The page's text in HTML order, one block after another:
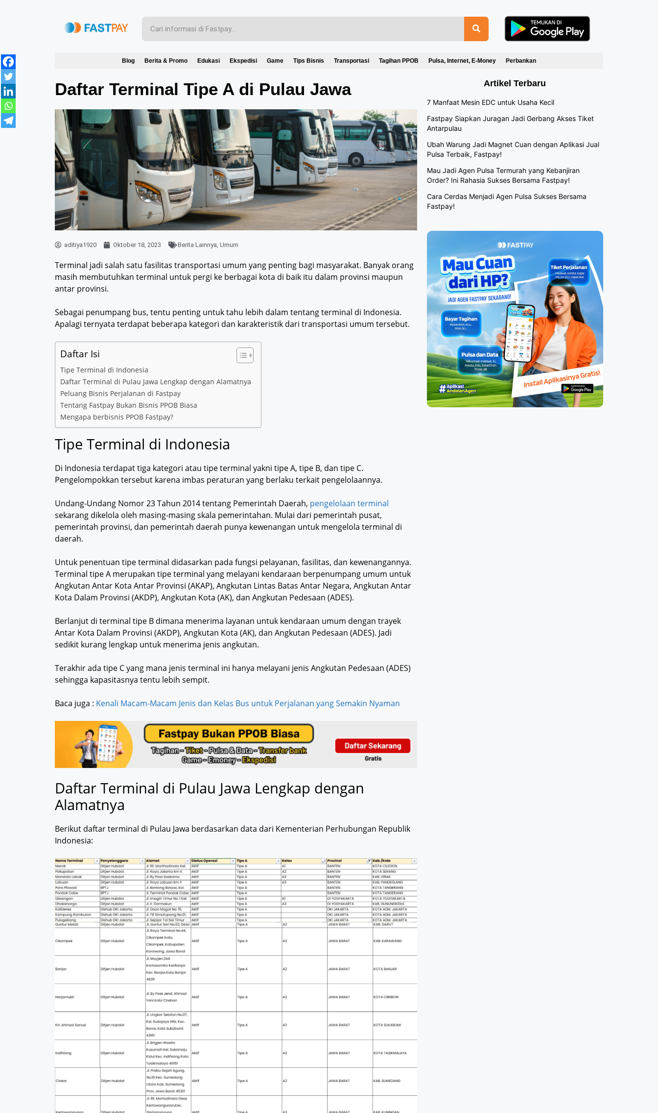
Blog Berita & Promo Edukasi Ekspedisi Game Tips Bisnis Transportasi Tagihan PPOB Pulsa, Internet, E-Money Perbankan
Daftar Terminal Tipe A di Pulau Jawa
aditiya1920 Oktober 18, 2023 Berita Lainnya, Umum
Terminal jadi salah satu fasilitas transportasi umum yang penting bagi masyarakat. Banyak orang
masih membutuhkan terminal untuk pergi ke berbagai kota di baik itu dalam provinsi maupun
antar provinsi.
Sebagai penumpang bus, tentu penting untuk tahu lebih dalam tentang terminal di Indonesia.
Apalagi ternyata terdapat beberapa kategori dan karakteristik dari transportasi umum tersebut.
Daftar Isi
Tipe Terminal di Indonesia
Daftar Terminal di Pulau Jawa Lengkap dengan Alamatnya
Peluang Bisnis Perjalanan di Fastpay
Tentang Fastpay Bukan Bisnis PPOB Biasa
Mengapa berbisnis PPOB Fastpay?
Tipe Terminal di Indonesia
Di Indonesia terdapat tiga kategori atau tipe terminal yakni tipe A, tipe B, dan tipe C.
Pengelompokkan tersebut karena imbas peraturan yang berlaku terkait pengelolaannya.
Undang-Undang Nomor 23 Tahun 2014 tentang Pemerintah Daerah, pengelolaan terminal
sekarang dikelola oleh masing-masing skala pemerintahan. Mulai dari pemerintah pusat,
pemerintah provinsi, dan pemerintah daerah punya kewenangan untuk mengelola terminal di
daerah.
Untuk penentuan tipe terminal didasarkan pada fungsi pelayanan, fasilitas, dan kewenangannya.
Terminal tipe A merupakan tipe terminal yang melayani kendaraan berpenumpang umum untuk
Angkutan Antar Kota Antar Provinsi (AKAP), Angkutan Lintas Batas Antar Negara, Angkutan Antar
Kota Dalam Provinsi (AKDP), Angkutan Kota (AK), dan Angkutan Pedesaan (ADES).
Berlanjut di terminal tipe B dimana menerima layanan untuk kendaraan umum dengan trayek
Antar Kota Dalam Provinsi (AKDP), Angkutan Kota (AK), dan Angkutan Pedesaan (ADES). Jadi
sedikit kurang lengkap untuk menerima jenis angkutan.
Terakhir ada tipe C yang mana jenis terminal ini hanya melayani jenis Angkutan Pedesaan (ADES)
sehingga kapasitasnya tentu lebih sempit.
Baca juga : Kenali Macam-Macam Jenis dan Kelas Bus untuk Perjalanan yang Semakin Nyaman
Daftar Terminal di Pulau Jawa Lengkap dengan
Alamatnya
Berikut daftar terminal di Pulau Jawa berdasarkan data dari Kementerian Perhubungan Republik
Indonesia:
Artikel Terbaru
7 Manfaat Mesin EDC untuk Usaha Kecil
Fastpay Siapkan Juragan Jadi Gerbang Akses Tiket
Antarpulau
Ubah Warung Jadi Magnet Cuan dengan Aplikasi Jual
Pulsa Terbaik, Fastpay!
Mau Jadi Agen Pulsa Termurah yang Kebanjiran
Order? Ini Rahasia Sukses Bersama Fastpay!
Cara Cerdas Menjadi Agen Pulsa Sukses Bersama
Fastpay!